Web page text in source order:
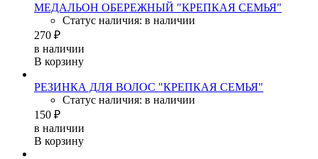
МЕДАЛЬОН ОБЕРЕЖНЫЙ "КРЕПКАЯ СЕМЬЯ"
Статус наличия: в наличии
270 ₽
в наличии
В корзину
РЕЗИНКА ДЛЯ ВОЛОС "КРЕПКАЯ СЕМЬЯ"
Статус наличия: в наличии
150 ₽
в наличии
В корзину